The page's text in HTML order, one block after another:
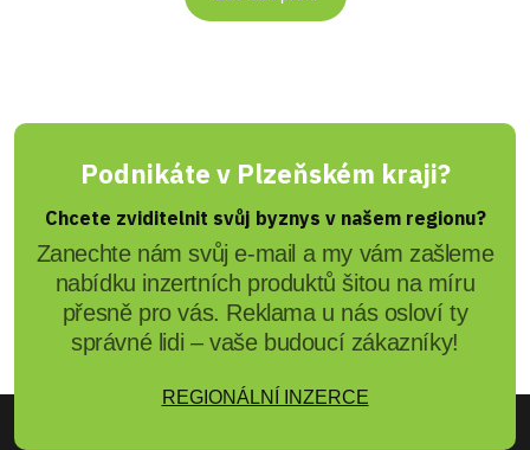
Podnikáte v Plzeňském kraji?
Chcete zviditelnit svůj byznys v našem regionu?
Zanechte nám svůj e-mail a my vám zašleme
nabídku inzertních produktů šitou na míru
přesně pro vás. Reklama u nás osloví ty
správné lidi – vaše budoucí zákazníky!
REGIONÁLNÍ INZERCE